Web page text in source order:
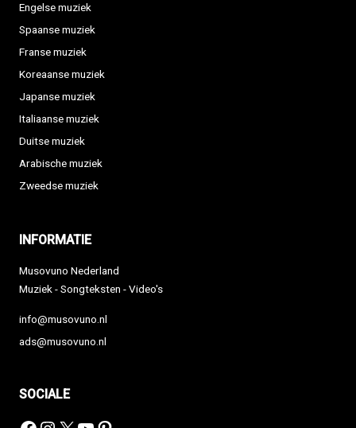
Engelse muziek
Spaanse muziek
Franse muziek
Koreaanse muziek
Japanse muziek
Italiaanse muziek
Duitse muziek
Arabische muziek
Zweedse muziek
INFORMATIE
Musovuno Nederland
Muziek - Songteksten - Video's
info@musovuno.nl
ads@musovuno.nl
SOCIALE